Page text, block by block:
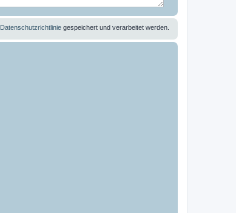
Datenschutzrichtlinie gespeichert und verarbeitet werden.